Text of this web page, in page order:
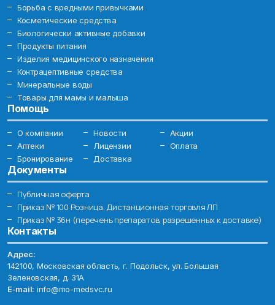
Борьба с вредными привычками
Косметические средства
Биологически активные добавки
Продукты питания
Изделия медицинского назначения
Контрацептивные средства
Минеральные воды
Товары для мамы и малыша
Помощь
О компании Новости
Акции
Аптеки
Лицензии
Оплата
Бронирование
Доставка
Документы
Публичная оферта
Приказ № 100 Розница. Дистанционная торговля ЛП
Приказ № 36н (перечень препаратов, разрешенных к доставке)
Контакты
Адрес:
142100, Московская область, г. Подольск, ул. Большая
Зеленовская, д. 31А
E-mail: info@mo-medsvc.ru